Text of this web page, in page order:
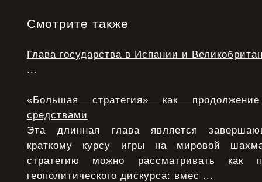
Смотрите также
Глава государства в Испании и
...
«Большая стратегия» как
средствами
Эта длинная глава является
краткому курсу игры на мировой
стратегию можно рассматривать как
геополитического дискурса: вмес ...